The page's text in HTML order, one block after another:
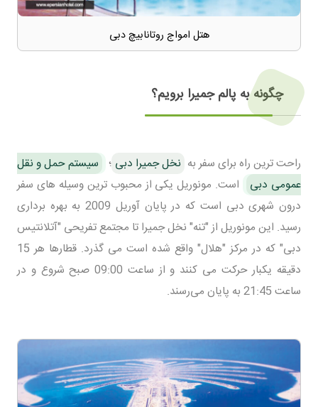
هتل امواج روتانابیچ دبی
چگونه به پالم جمیرا برویم؟
راحت ترین راه برای سفر به نخل جمیرا دبی ؛ سیستم حمل و نقل
عمومی دبی
است. مونوریل یکی از محبوب ترین وسیله های سفر
درون شهری دبی است که در پایان آوریل 2009 به بهره برداری
رسید. این مونوریل از "تنه" نخل جمیرا تا مجتمع تفریحی "آتلانتیس
دبی" که در مرکز "هلال" واقع شده است می گذرد. قطارها هر 15
دقیقه یکبار حرکت می کنند و از ساعت 09:00 صبح شروع و در
ساعت 21:45 به پایان می‌رسند.